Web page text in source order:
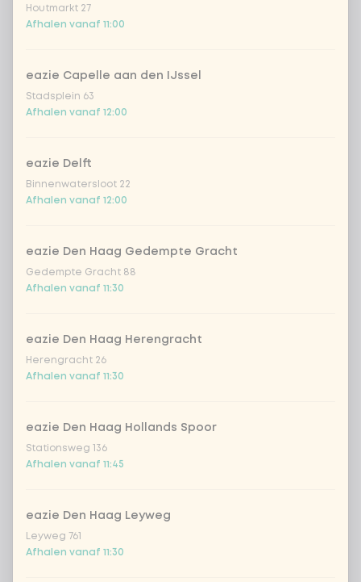
geen vega/vis/vlees
Kies je saus
indonesian cocos
teriyaki (vegan)
sweet sour sauce (vegan)
black chilli
Houtmarkt 27
Afhalen vanaf 11:00
eazie Capelle aan den IJssel
Stadsplein 63
Afhalen vanaf 12:00
eazie Delft
Binnenwatersloot 22
Afhalen vanaf 12:00
eazie Den Haag Gedempte Gracht
Gedempte Gracht 88
Afhalen vanaf 11:30
eazie Den Haag Herengracht
Herengracht 26
Afhalen vanaf 11:30
eazie Den Haag Hollands Spoor
Stationsweg 136
Afhalen vanaf 11:45
eazie Den Haag Leyweg
Leyweg 761
Afhalen vanaf 11:30